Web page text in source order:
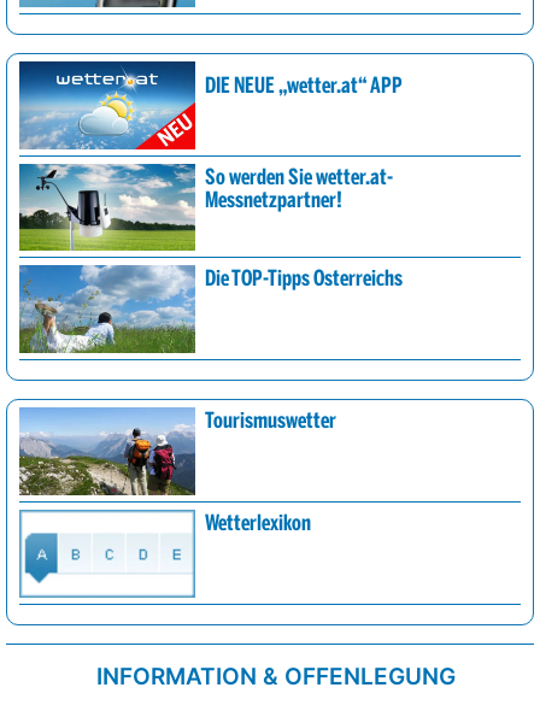
DIE NEUE „wetter.at“ APP
So werden Sie wetter.at-
Messnetzpartner!
Die TOP-Tipps Österreichs
Tourismuswetter
Wetterlexikon
INFORMATION & OFFENLEGUNG